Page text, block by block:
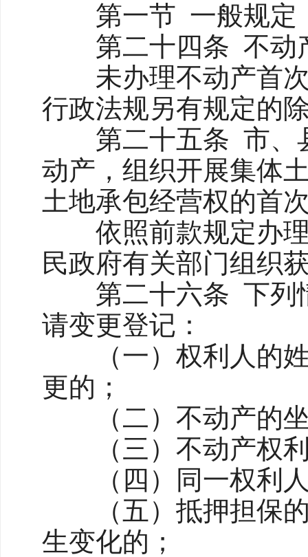
第一节 一般规定
第二十四条 不动产
未办理不动产首次
行政法规另有规定的
第二十五条 市、县
动产，组织开展集体
土地承包经营权的首
依照前款规定办理
民政府有关部门组织
第二十六条 下列情
请变更登记：
（一）权利人的姓
更的；
（二）不动产的坐
（三）不动产权利
（四）同一权利人
（五）抵押担保的
生变化的；